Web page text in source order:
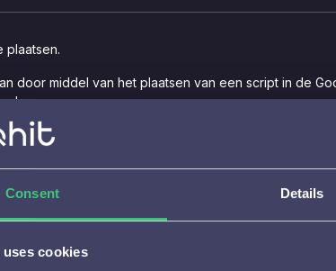
Consent Details
cookies
plaatsen.
door middel van het plaatsen van een script in de